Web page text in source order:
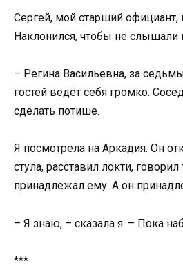
Сергей, мой старший
Наклонился, чтобы не слышали
– Регина Васильевна, за
гостей ведёт себя громко.
сделать потише.
Я посмотрела на Аркадия. Он
стула, расставил локти, говорил
принадлежал ему. А он
– Я знаю, – сказала я. – Пока
***